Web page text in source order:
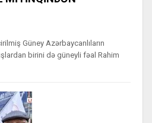
Güney Azərbaycanlıların
birini də güneyli fəal Rahim